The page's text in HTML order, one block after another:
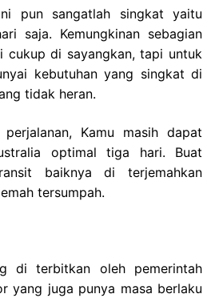
pun sangatlah singkat yaitu
saja. Kemungkinan sebagian
cukup di sayangkan, tapi untuk
kebutuhan yang singkat di
tidak heran.
Kamu masih dapat
optimal tiga hari. Buat
baiknya di terjemahkan
tersumpah.
di terbitkan oleh pemerintah
yang juga punya masa berlaku